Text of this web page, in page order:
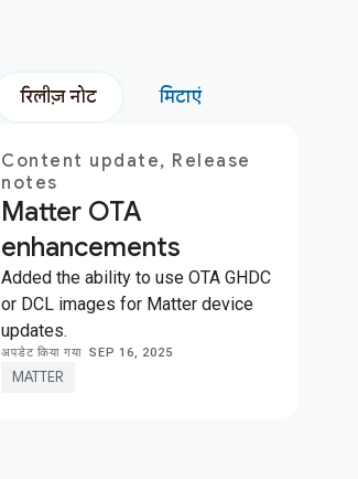
रिलीज़ नोट मिटाएं
Content update, Release
notes
Matter OTA
enhancements
Added the ability to use OTA GHDC
or DCL images for Matter device
updates.
अपडेट किया गया SEP 16, 2025
MATTER